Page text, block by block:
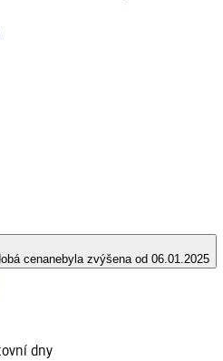
cenanebyla zvýšena od 06.01.2025
dny